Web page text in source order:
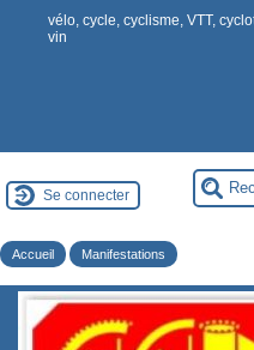
vélo, cycle, cyclisme, VTT,
vin
Se connecter
Accueil Manifestations